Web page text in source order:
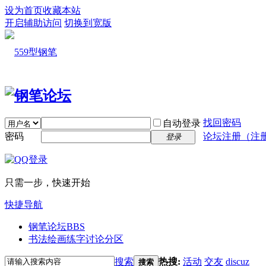
设为首页收藏本站
开启辅助访问 切换到宽版
自动登录 找回密码
密码
登录 论坛注册（注
只需一步，快速开始
快捷导航
钢笔论坛BBS
书法绘画练字讨论分区
搜索 搜索 热搜: 活动 交友 discuz